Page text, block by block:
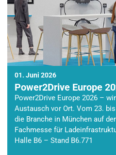
01. Juni 2026
Power2Drive Europe
Power2Drive Europe 2026 –
Austausch vor Ort. Vom 23.
die Branche in München auf
Fachmesse für
Halle B6 – Stand B6.771